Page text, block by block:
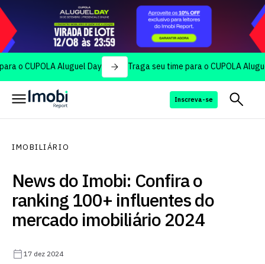
Aluguel Day Traga seu time para o CUPOLA Aluguel Day
Inscreva-se
IMOBILIÁRIO
News do Imobi: Confira o
ranking 100+ influentes do
mercado imobiliário 2024
17 dez 2024